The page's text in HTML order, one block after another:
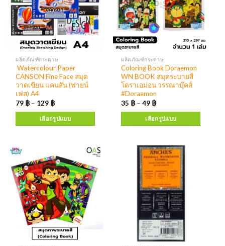
ผลิตภัณฑ์กระดาษ
Watercolour Paper
CANSON Fine Face สมุด
วาดเขียน แคนสัน (ฟายน์
เฟส) A4
79 ฿ – 129 ฿
เลือกรูปแบบ
ผลิตภัณฑ์กระดาษ
Coloring Book Doraemon
WN BOOK สมุดระบายสี
โดราเอม่อน วรรณาบุ๊คส์
#Doraemon
35 ฿ –49 ฿
เลือกรูปแบบ